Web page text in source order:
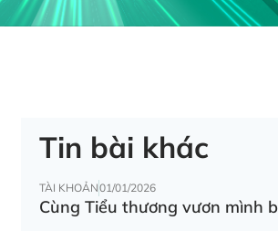
Tin bài khác
TÀI KHOẢN01/01/2026
Cùng Tiểu thương vươn mình